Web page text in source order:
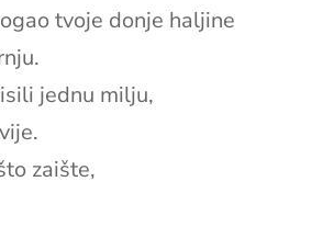
tvoje donje haljine
jednu milju,
zaište,